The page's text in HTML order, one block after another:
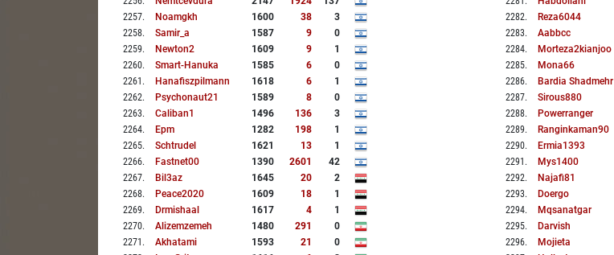
2257. Noamgkh 1600 38
3
2258. Samir_a 1587 9
0
2259. Newton2 1609 9
1
2260. Smart-Hanuka 1585 6
0
2261 . Hanafiszpilmann 1618 6
1
2262. Psychonaut21 1589 8
0
2263. Caliban1 1496 136
3
2264. Epm 1282 198
1
2265. Schtrudel 1621 13
1
2266. Fastnet00 1390 2601
42
2267. Bil3az 1645 20
2
2268. Peace2020 1609 18
1
2269. Drmishaal 1617 4
1
2270. Alizemzemeh 1480 291
0
2271 . Akhatami 1593 21
0
2282. Reza6044
2283. Aabbcc
2284. Morteza2kianjoo
2285. Mona66
2286. Bardia Shadmehr
2287. Sirous880
2288. Powerranger
2289. Ranginkaman90
2290. Ermia1393
2291 . Mys1400
2292. Najafi81
2293. Doergo
2294. Mqsanatgar
2295. Darvish
2296. Mojieta